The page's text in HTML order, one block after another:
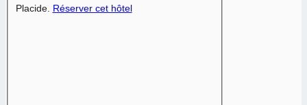
Placide. Réserver cet hôtel